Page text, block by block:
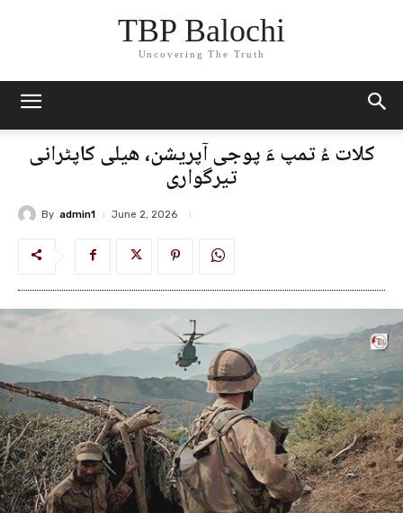
TBP Balochi
Uncovering The Truth
کلات ءُ تمپ ءَ پوجی آپریشن، ھیلی کاپٹرانی
تیرگواری
By admin1 June 2, 2026